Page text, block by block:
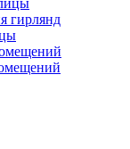
гирлянд